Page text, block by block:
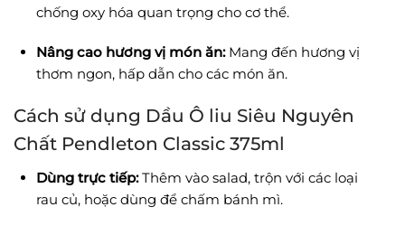
chống oxy hóa quan trọng cho cơ thể.
Nâng cao hương vị món ăn:Mang đến hương vị
thơm ngon, hấp dẫn cho các món ăn.
Cách sử dụng Dầu Ô liu Siêu Nguyên
Chất Pendleton Classic 375ml
Dùng trực tiếp:Thêm vào salad, trộn với các loại
rau củ, hoặc dùng để chấm bánh mì.